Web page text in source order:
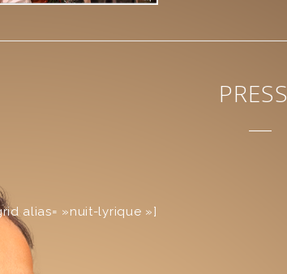
alias= »nuit-lyrique »]